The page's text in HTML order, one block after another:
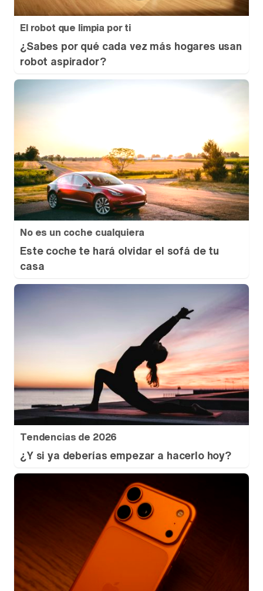
El robot que limpia por ti
¿Sabes por qué cada vez más hogares usan
robot aspirador?
No es un coche cualquiera
Este coche te hará olvidar el sofá de tu
casa
Tendencias de 2026
¿Y si ya deberías empezar a hacerlo hoy?